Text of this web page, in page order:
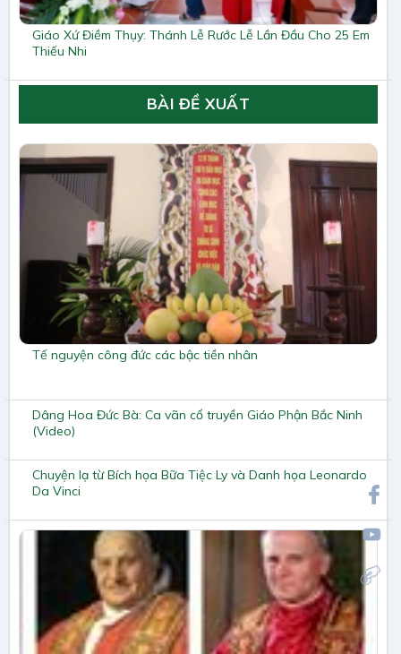
Giáo Xứ Điềm Thụy: Thánh Lễ Rước Lễ Lần Đầu Cho 25 Em
Thiếu Nhi
BÀI ĐỀ XUẤT
Tế nguyện công đức các bậc tiền nhân
Dâng Hoa Đức Bà: Ca vãn cổ truyền Giáo Phận Bắc Ninh
(Video)
Chuyện lạ từ Bích họa Bữa Tiệc Ly và Danh họa Leonardo
Da Vinci